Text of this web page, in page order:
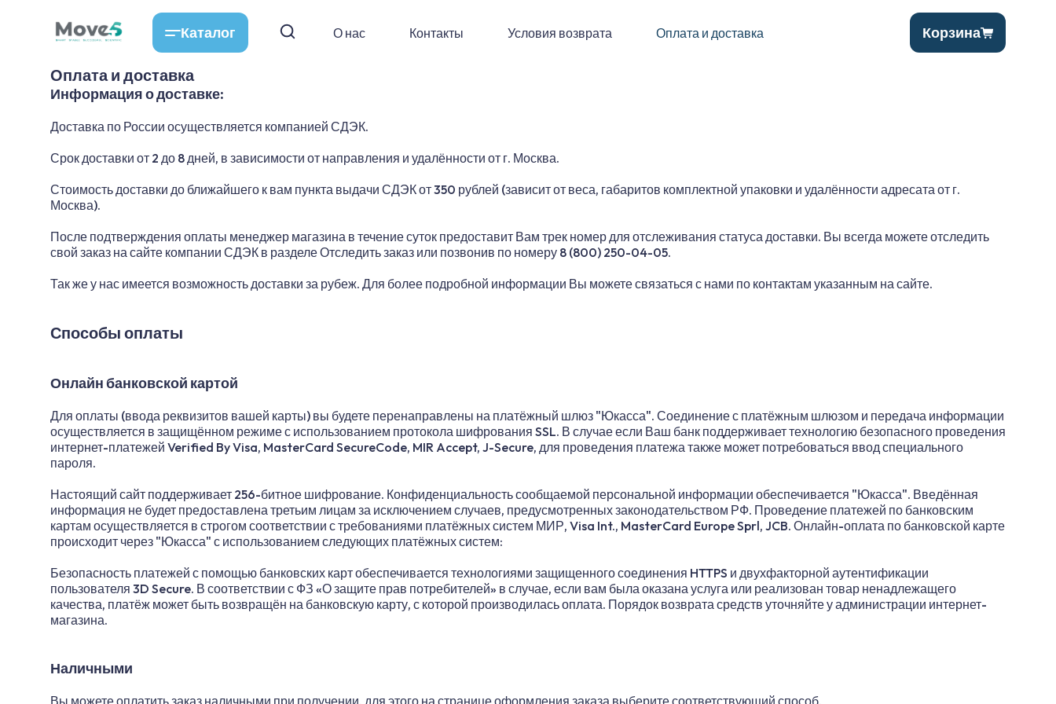
Каталог О нас Контакты Условия возврата Оплата и доставка Корзина
Оплата и доставка
Информация о доставке:
Доставка по России осуществляется компанией СДЭК.
Срок доставки от 2 до 8 дней, в зависимости от направления и удалённости от г. Москва.
Стоимость доставки до ближайшего к вам пункта выдачи СДЭК от 350 рублей (зависит от веса, габаритов комплектной упаковки и удалённости адресата от г.
Москва).
После подтверждения оплаты менеджер магазина в течение суток предоставит Вам трек номер для отслеживания статуса доставки. Вы всегда можете отследить
свой заказ на сайте компании СДЭК в разделе Отследить заказ или позвонив по номеру 8 (800) 250-04-05.
Так же у нас имеется возможность доставки за рубеж. Для более подробной информации Вы можете связаться с нами по контактам указанным на сайте.
Способы оплаты
Онлайн банковской картой
Для оплаты (ввода реквизитов вашей карты) вы будете перенаправлены на платёжный шлюз "Юкасса". Соединение с платёжным шлюзом и передача информации
осуществляется в защищённом режиме с использованием протокола шифрования SSL. В случае если Ваш банк поддерживает технологию безопасного проведения
интернет-платежей Verified By Visa, MasterCard SecureCode, MIR Accept, J-Secure, для проведения платежа также может потребоваться ввод специального
пароля.
Настоящий сайт поддерживает 256-битное шифрование. Конфиденциальность сообщаемой персональной информации обеспечивается "Юкасса". Введённая
информация не будет предоставлена третьим лицам за исключением случаев, предусмотренных законодательством РФ. Проведение платежей по банковским
картам осуществляется в строгом соответствии с требованиями платёжных систем МИР, Visa Int., MasterCard Europe Sprl, JCB. Онлайн-оплата по банковской карте
происходит через "Юкасса" с использованием следующих платёжных систем:
Безопасность платежей с помощью банковских карт обеспечивается технологиями защищенного соединения HTTPS и двухфакторной аутентификации
пользователя 3D Secure. В соответствии с ФЗ «О защите прав потребителей» в случае, если вам была оказана услуга или реализован товар ненадлежащего
качества, платёж может быть возвращён на банковскую карту, с которой производилась оплата. Порядок возврата средств уточняйте у администрации интернет-
магазина.
Наличными
Вы можете оплатить заказ наличными при получении, для этого на странице оформления заказа выберите соответствующий способ.